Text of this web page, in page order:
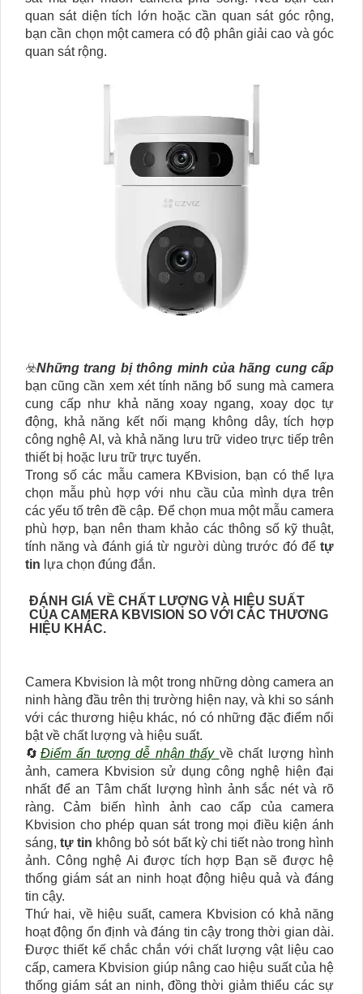
quan sát diện tích lớn hoặc cần quan sát góc rộng,
bạn cần chọn một camera có độ phân giải cao và góc
quan sát rộng.
☣️Những trang bị thông minh của hãng cung cấp
bạn cũng cần xem xét tính năng bổ sung mà camera
cung cấp như khả năng xoay ngang, xoay dọc tự
động, khả năng kết nối mạng không dây, tích hợp
công nghệ AI, và khả năng lưu trữ video trực tiếp trên
thiết bị hoặc lưu trữ trực tuyến.
Trong số các mẫu camera KBvision, bạn có thể lựa
chọn mẫu phù hợp với nhu cầu của mình dựa trên
các yếu tố trên đề cập. Để chọn mua một mẫu camera
phù hợp, bạn nên tham khảo các thông số kỹ thuật,
tính năng và đánh giá từ người dùng trước đó để tự
tin lựa chọn đúng đắn.
ĐÁNH GIÁ VỀ CHẤT LƯỢNG VÀ HIỆU SUẤT
CỦA CAMERA KBVISION SO VỚI CÁC THƯƠNG
HIỆU KHÁC.
Camera Kbvision là một trong những dòng camera an
ninh hàng đầu trên thị trường hiện nay, và khi so sánh
với các thương hiệu khác, nó có những đặc điểm nổi
bật về chất lượng và hiệu suất.
🔄 Điểm ấn tượng dễ nhận thấy về chất lượng hình
ảnh, camera Kbvision sử dụng công nghệ hiện đại
nhất để an Tâm chất lượng hình ảnh sắc nét và rõ
ràng. Cảm biến hình ảnh cao cấp của camera
Kbvision cho phép quan sát trong mọi điều kiện ánh
sáng,tự tin không bỏ sót bất kỳ chi tiết nào trong hình
ảnh. Công nghệ Ai được tích hợp Bạn sẽ được hệ
thống giám sát an ninh hoạt động hiệu quả và đáng
tin cậy.
Thứ hai, về hiệu suất, camera Kbvision có khả năng
hoạt động ổn định và đáng tin cậy trong thời gian dài.
Được thiết kế chắc chắn với chất lượng vật liệu cao
cấp, camera Kbvision giúp nâng cao hiệu suất của hệ
thống giám sát an ninh, đồng thời giảm thiểu các sự